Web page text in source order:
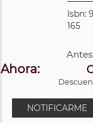
Isbn:
165
Ahora:
NOTIFICARME